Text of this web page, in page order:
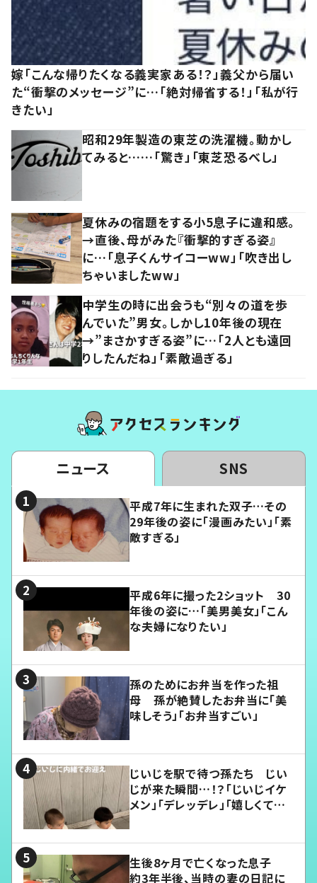
嫁「こんな帰りたくなる義実家ある！？」義父から届い
た“衝撃のメッセージ”に…「絶対帰省する！」「私が行
きたい」
昭和29年製造の東芝の洗濯機。動かし
てみると……「驚き」「東芝恐るべし」
夏休みの宿題をする小5息子に違和感。
→直後、母がみた『衝撃的すぎる姿』
に…「息子くんサイコーww」「吹き出し
ちゃいましたww」
中学生の時に出会うも“別々の道を歩
んでいた”男女。しかし10年後の現在
→”まさかすぎる姿”に…「2人とも遠回
りしたんだね」「素敵過ぎる」
ニュース SNS
平成7年に生まれた双子…その
29年後の姿に「漫画みたい」「素
敵すぎる」
平成6年に撮った2ショット 30
年後の姿に…「美男美女」「こん
な夫婦になりたい」
孫のためにお弁当を作った祖
母 孫が絶賛したお弁当に「美
味しそう」「お弁当すごい」
じいじを駅で待つ孫たち じい
じが来た瞬間…！？「じいじイケ
メン」「デレッデレ」「嬉しくて可
生後8ヶ月で亡くなった息子
約3年半後、当時の妻の日記に